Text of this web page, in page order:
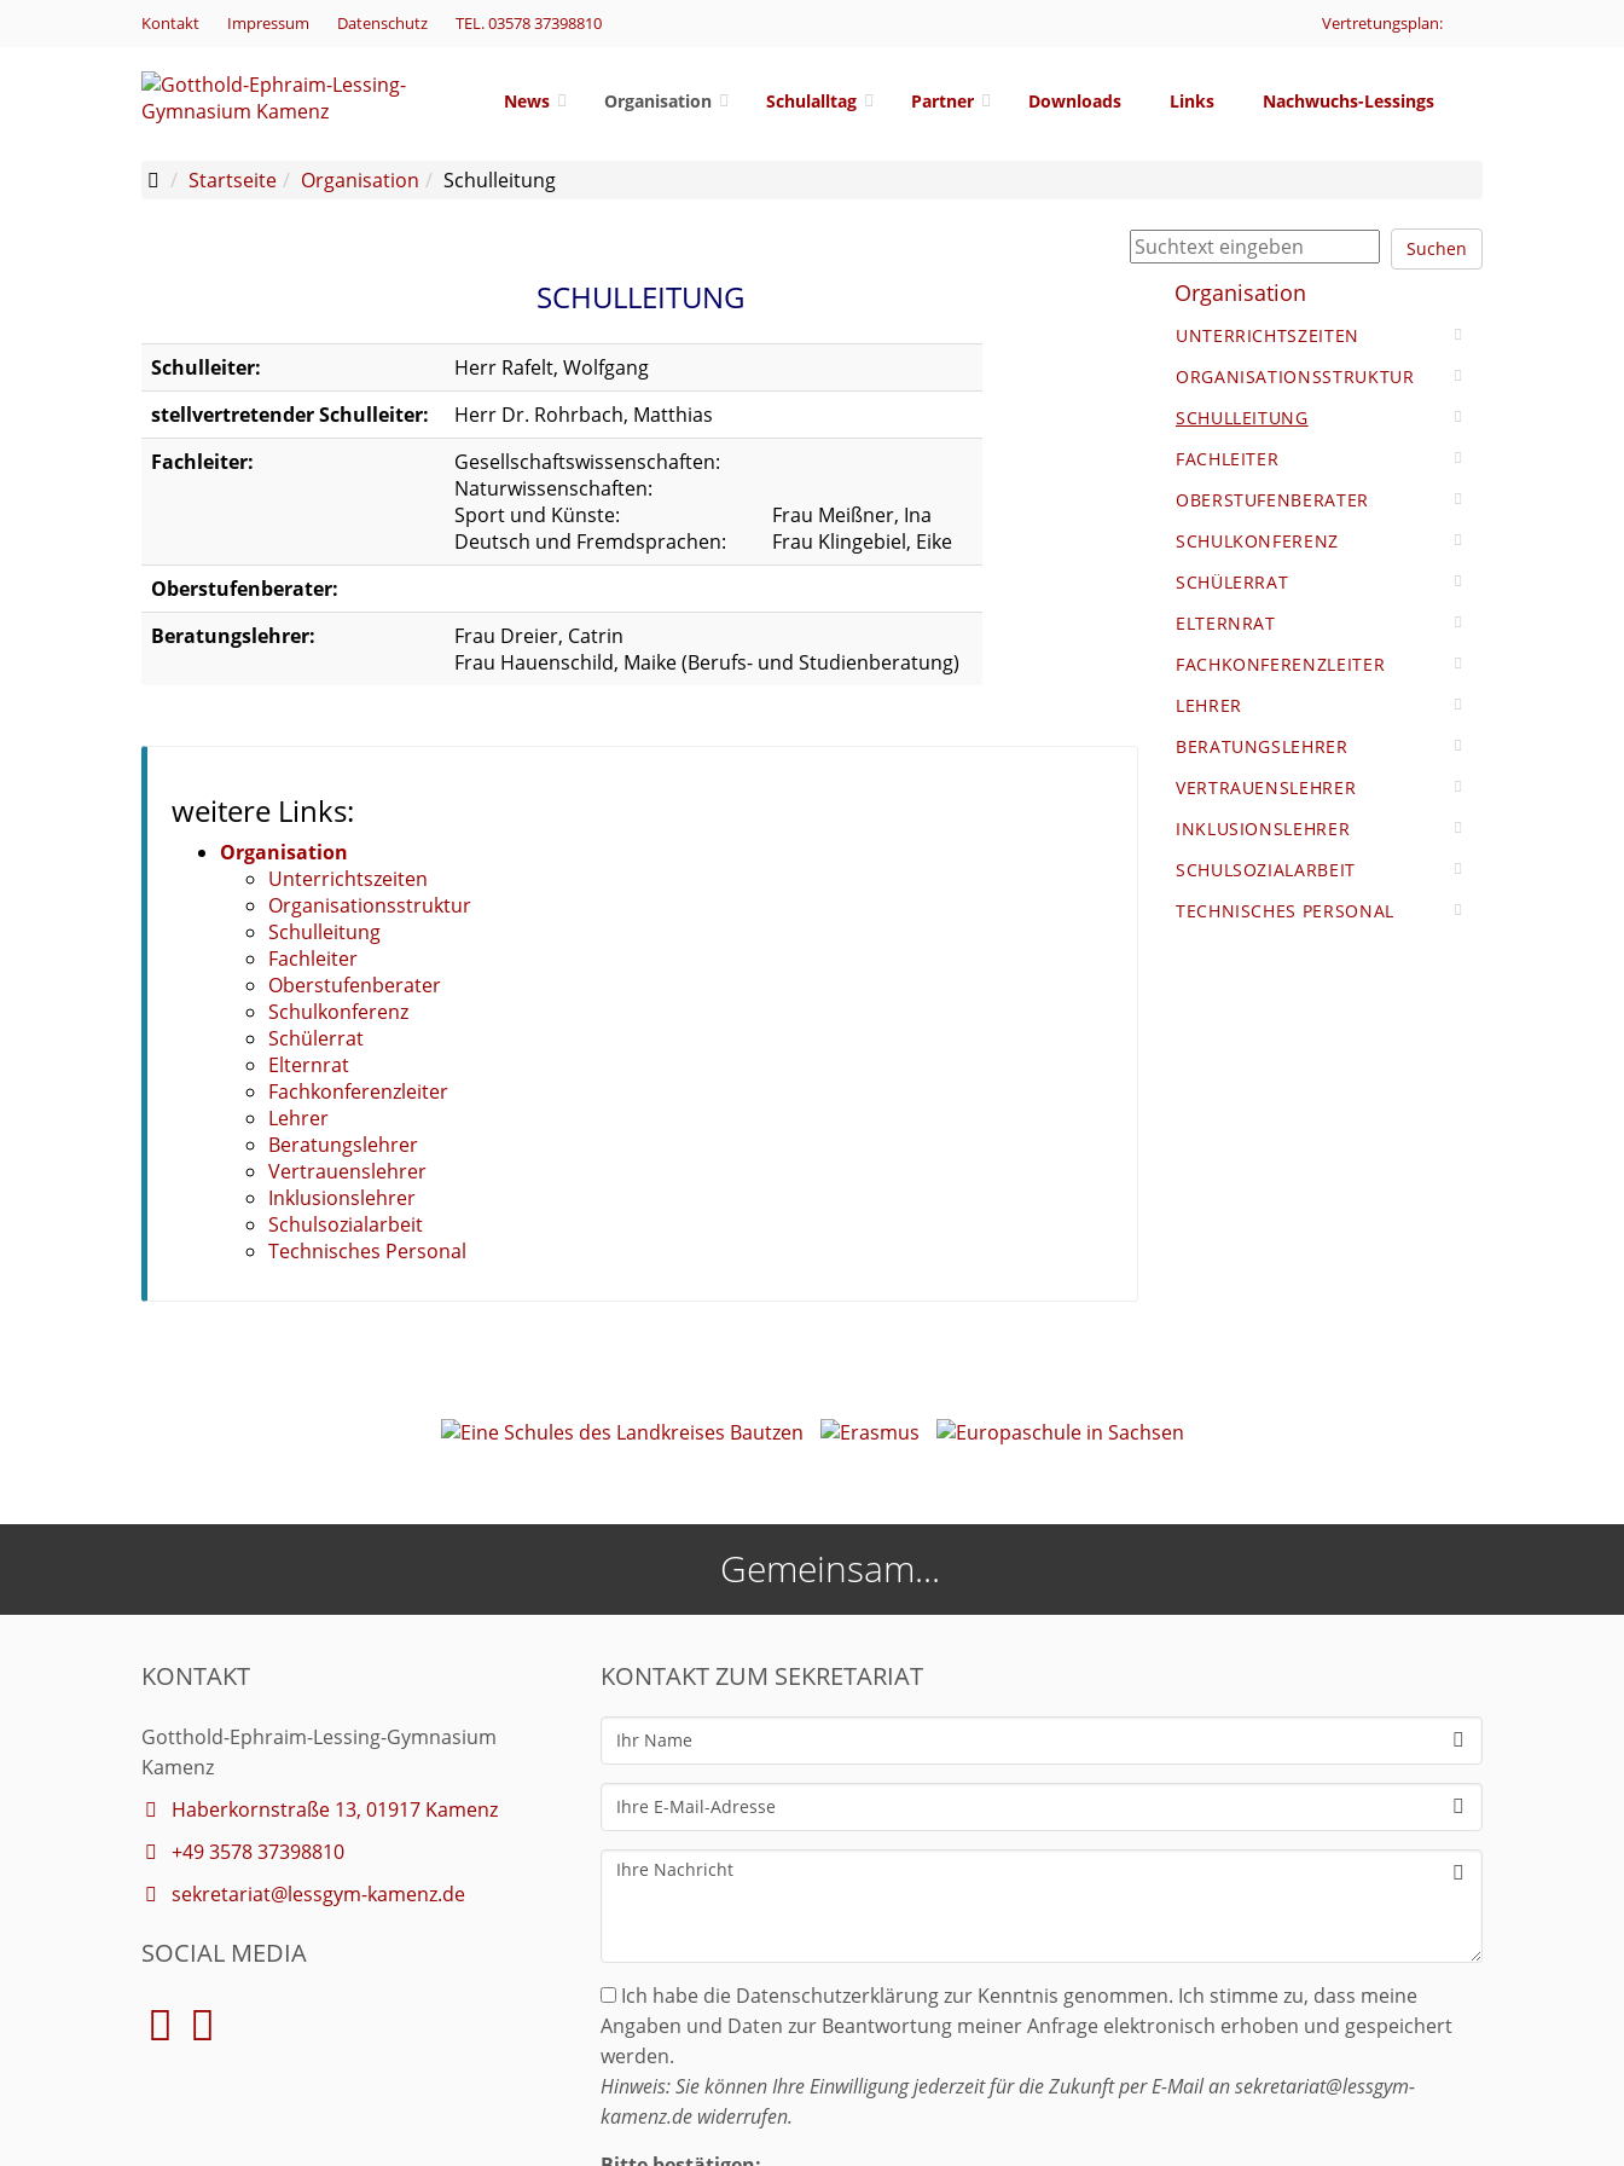
Kontakt Impressum Datenschutz TEL. 03578 37398810 Vertretungsplan:
News Organisation Schulalltag Partner Downloads Links Nachwuchs-Lessings
Startseite Organisation Schulleitung
Suchen
SCHULLEITUNG
Schulleiter:
Herr Rafelt, Wolfgang
stellvertretender Schulleiter:
Herr Dr. Rohrbach, Matthias
Fachleiter:
Gesellschaftswissenschaften:
Naturwissenschaften:
Sport und Künste:
Deutsch und Fremdsprachen:
Frau Meißner, Ina
Frau Klingebiel, Eike
Oberstufenberater:
Beratungslehrer:
Frau Dreier, Catrin
Frau Hauenschild, Maike (Berufs- und Studienberatung)
weitere Links:
Organisation
Unterrichtszeiten
Organisationsstruktur
Schulleitung
Fachleiter
Oberstufenberater
Schulkonferenz
Schülerrat
Elternrat
Fachkonferenzleiter
Lehrer
Beratungslehrer
Vertrauenslehrer
Inklusionslehrer
Schulsozialarbeit
Technisches Personal
Organisation
UNTERRICHTSZEITEN
ORGANISATIONSSTRUKTUR
SCHULLEITUNG
FACHLEITER
OBERSTUFENBERATER
SCHULKONFERENZ
SCHÜLERRAT
ELTERNRAT
FACHKONFERENZLEITER
LEHRER
BERATUNGSLEHRER
VERTRAUENSLEHRER
INKLUSIONSLEHRER
SCHULSOZIALARBEIT
TECHNISCHES PERSONAL
Gemeinsam...
KONTAKT
Gotthold-Ephraim-Lessing-Gymnasium
Kamenz
Haberkornstraße 13, 01917 Kamenz
+49 3578 37398810
sekretariat@lessgym-kamenz.de
SOCIAL MEDIA
KONTAKT ZUM SEKRETARIAT
Ihr
Name
Ihre
E-
Mail-
Ihre
Ich habe die Datenschutzerklärung zur Kenntnis genommen. Ich stimme zu, dass meine
Angaben und Daten zur Beantwortung meiner Anfrage elektronisch erhoben und gespeichert
werden.
Hinweis: Sie können Ihre Einwilligung jederzeit für die Zukunft per E-Mail an sekretariat@lessgym-
kamenz.de widerrufen.